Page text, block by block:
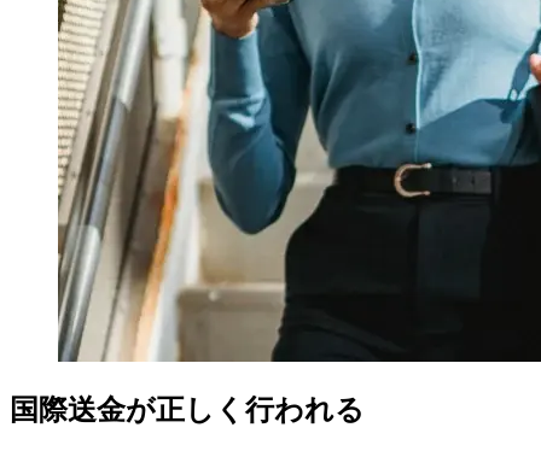
国際送金が正しく行われる